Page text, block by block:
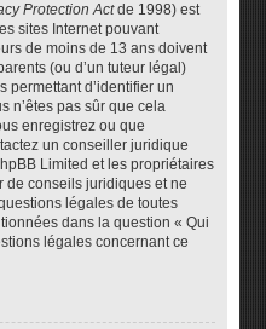
Protection Actde 1998) est
sites Internet pouvant
de moins de 13 ans doivent
(ou d’un tuteur légal)
permettant d’identifier un
n’êtes pas sûr que cela
enregistrez ou que
un conseiller juridique
Limited et les propriétaires
de conseils juridiques et ne
légales de toutes
dans la question « Qui
légales concernant ce